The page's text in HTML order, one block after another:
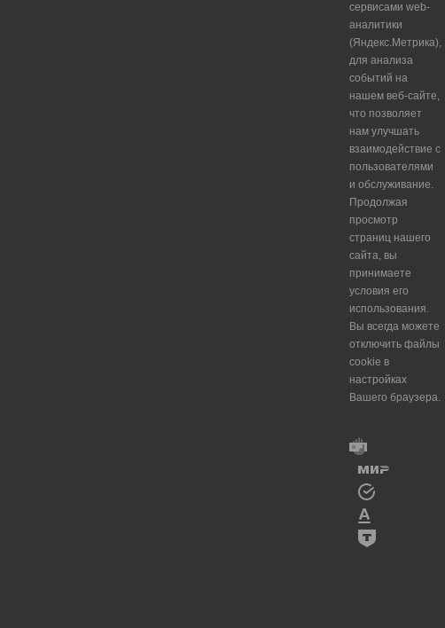
сервисами web-
аналитики
(Яндекс.Метрика),
для анализа
событий на
нашем веб-сайте,
что позволяет
нам улучшать
взаимодействие с
пользователями
и обслуживание.
Продолжая
просмотр
страниц нашего
сайта, вы
принимаете
условия его
использования.
Вы всегда можете
отключить файлы
cookie в
настройках
Вашего браузера.